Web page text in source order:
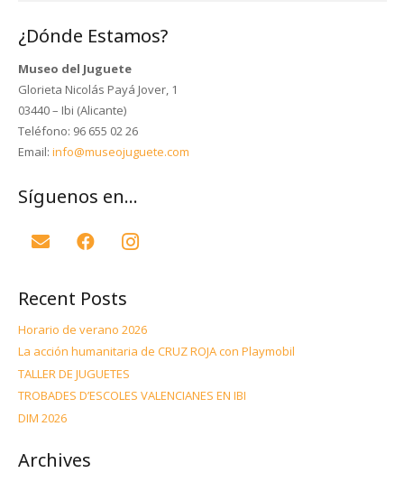
¿Dónde Estamos?
Museo del Juguete
Glorieta Nicolás Payá Jover, 1
03440 – Ibi (Alicante)
Teléfono: 96 655 02 26
Email: info@museojuguete.com
Síguenos en…
Recent Posts
Horario de verano 2026
La acción humanitaria de CRUZ ROJA con Playmobil
TALLER DE JUGUETES
TROBADES D’ESCOLES VALENCIANES EN IBI
DIM 2026
Archives